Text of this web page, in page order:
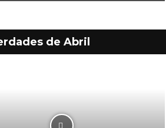
de Abril